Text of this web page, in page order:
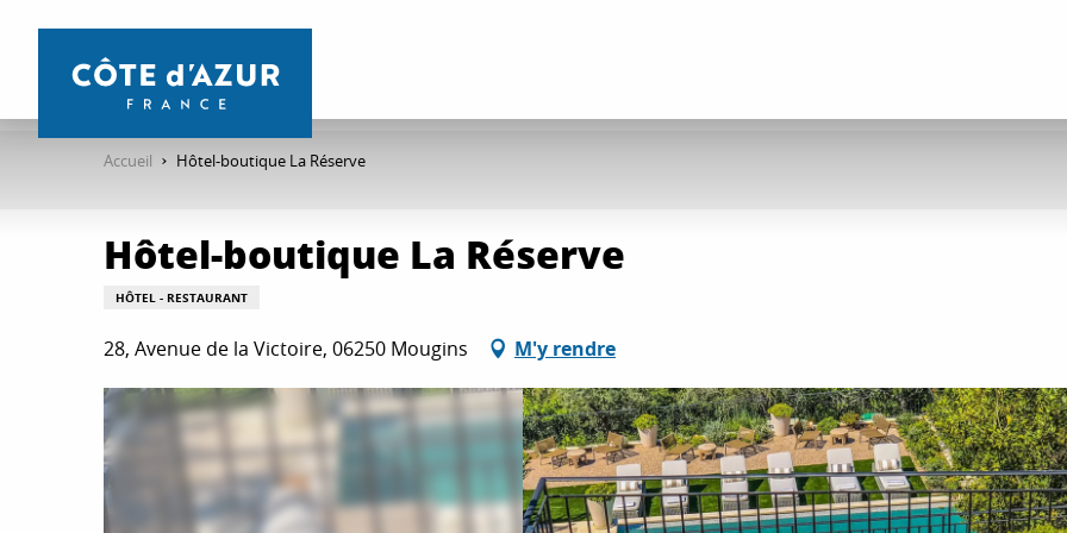
contenu
Accueil Hôtel-boutique La Réserve
Hôtel-boutique La Réserve
HÔTEL - RESTAURANT
28, Avenue de la Victoire, 06250 Mougins M'y rendre